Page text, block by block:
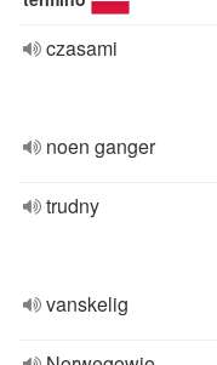
czasami
noen ganger
trudny
vanskelig